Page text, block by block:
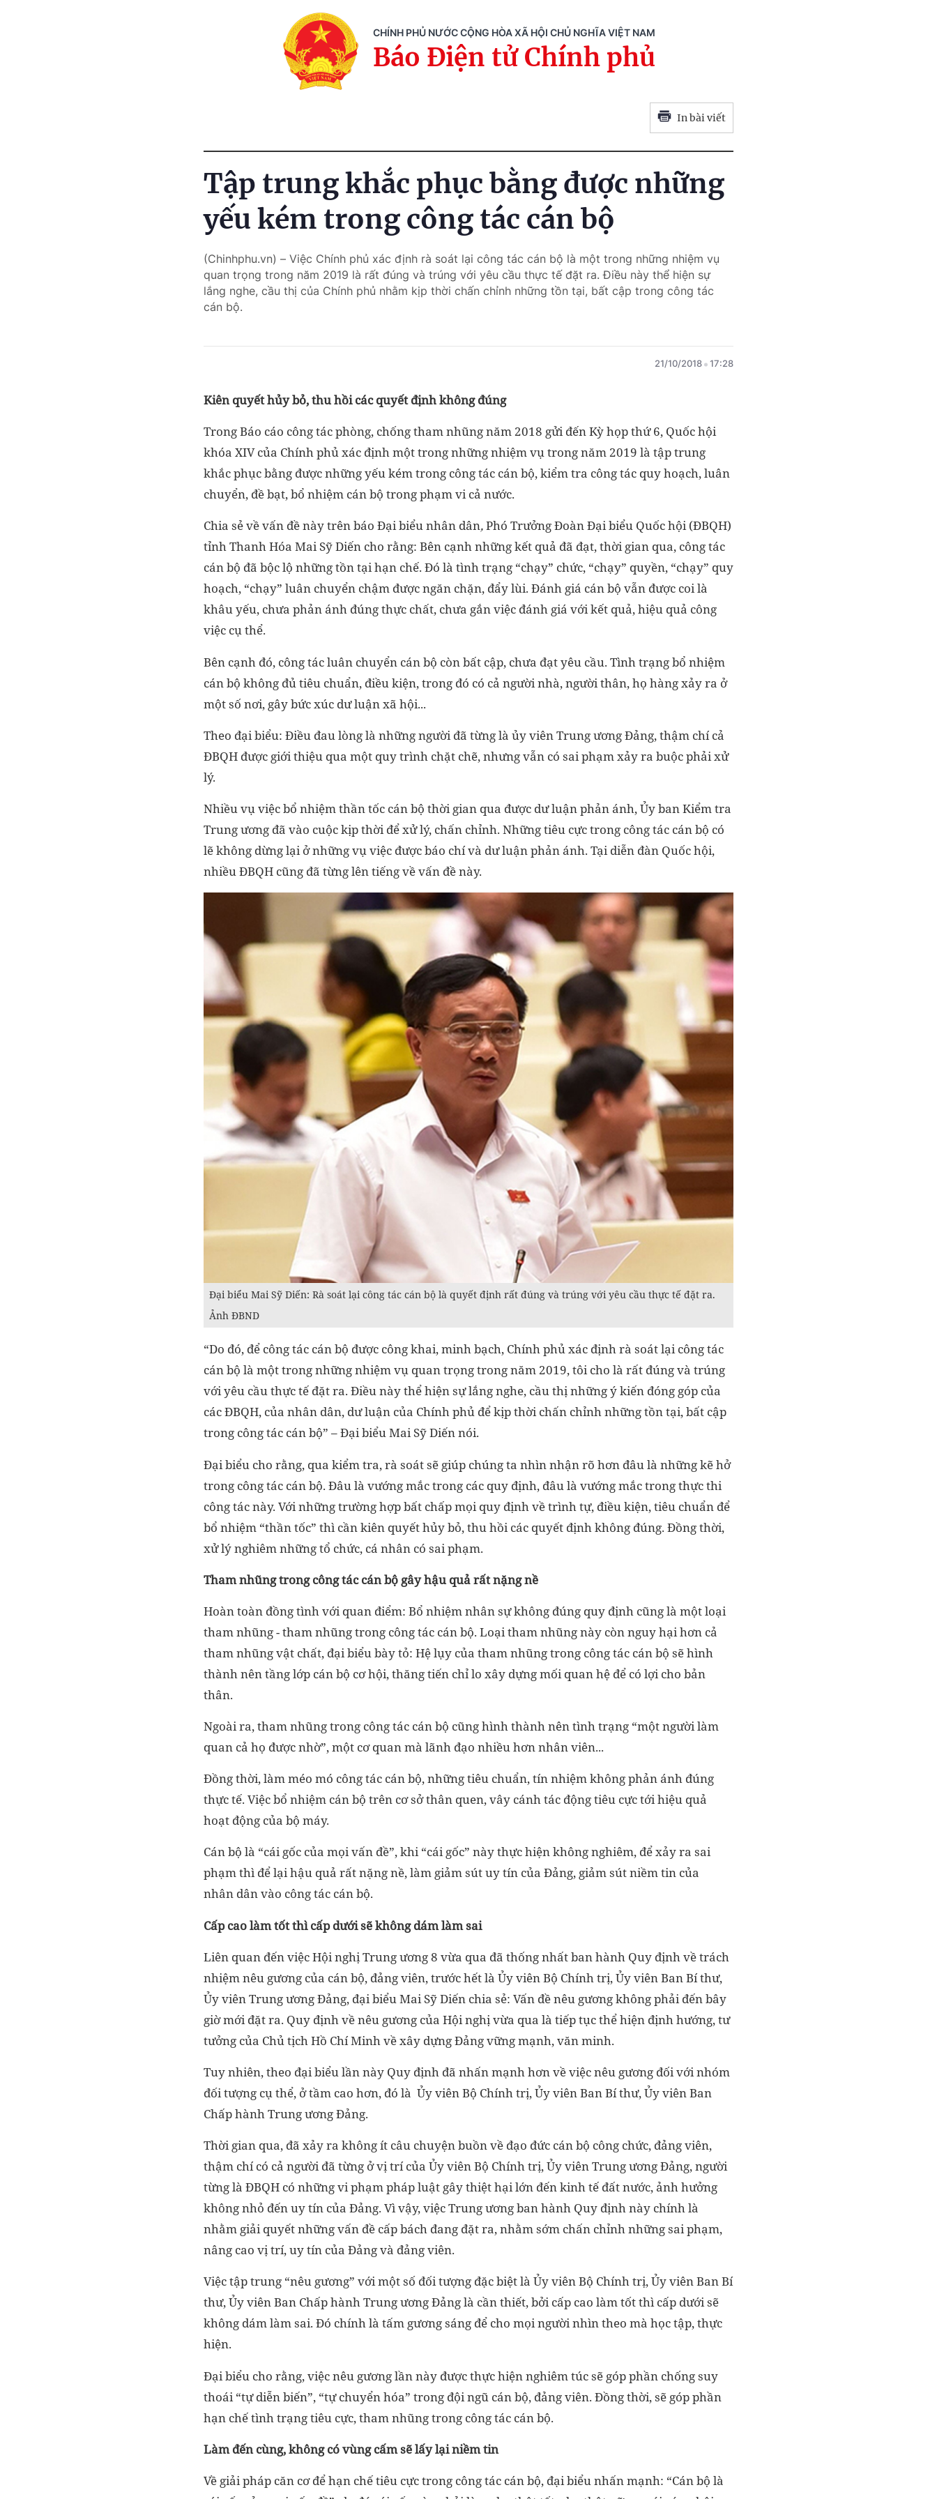
CHÍNH PHỦ NƯỚC CỘNG HÒA XÃ HỘI CHỦ NGHĨA VIỆT NAM
Báo Điện tử Chính phủ
In bài viết
Tập trung khắc phục bằng được những
yếu kém trong công tác cán bộ
(Chinhphu.vn) – Việc Chính phủ xác định rà soát lại công tác cán bộ là một trong những nhiệm vụ
quan trọng trong năm 2019 là rất đúng và trúng với yêu cầu thực tế đặt ra. Điều này thể hiện sự
lắng nghe, cầu thị của Chính phủ nhằm kịp thời chấn chỉnh những tồn tại, bất cập trong công tác
cán bộ.
21/10/2018 17:28
Kiên quyết hủy bỏ, thu hồi các quyết định không đúng
Trong Báo cáo công tác phòng, chống tham nhũng năm 2018 gửi đến Kỳ họp thứ 6, Quốc hội
khóa XIV của Chính phủ xác định một trong những nhiệm vụ trong năm 2019 là tập trung
khắc phục bằng được những yếu kém trong công tác cán bộ, kiểm tra công tác quy hoạch, luân
chuyển, đề bạt, bổ nhiệm cán bộ trong phạm vi cả nước.
Chia sẻ về vấn đề này trên báo Đại biểu nhân dân,Phó Trưởng Đoàn Đại biểu Quốc hội (ĐBQH)
tỉnh Thanh Hóa Mai Sỹ Diến cho rằng: Bên cạnh những kết quả đã đạt, thời gian qua, công tác
cán bộ đã bộc lộ những tồn tại hạn chế. Đó là tình trạng “chạy” chức, “chạy” quyền, “chạy” quy
hoạch, “chạy” luân chuyển chậm được ngăn chặn, đẩy lùi. Đánh giá cán bộ vẫn được coi là
khâu yếu, chưa phản ánh đúng thực chất, chưa gắn việc đánh giá với kết quả, hiệu quả công
việc cụ thể.
Bên cạnh đó, công tác luân chuyển cán bộ còn bất cập, chưa đạt yêu cầu. Tình trạng bổ nhiệm
cán bộ không đủ tiêu chuẩn, điều kiện, trong đó có cả người nhà, người thân, họ hàng xảy ra ở
một số nơi, gây bức xúc dư luận xã hội...
Theo đại biểu: Điều đau lòng là những người đã từng là ủy viên Trung ương Đảng, thậm chí cả
ĐBQH được giới thiệu qua một quy trình chặt chẽ, nhưng vẫn có sai phạm xảy ra buộc phải xử
lý.
Nhiều vụ việc bổ nhiệm thần tốc cán bộ thời gian qua được dư luận phản ánh, Ủy ban Kiểm tra
Trung ương đã vào cuộc kịp thời để xử lý, chấn chỉnh. Những tiêu cực trong công tác cán bộ có
lẽ không dừng lại ở những vụ việc được báo chí và dư luận phản ánh. Tại diễn đàn Quốc hội,
nhiều ĐBQH cũng đã từng lên tiếng về vấn đề này.
Đại biểu Mai Sỹ Diến: Rà soát lại công tác cán bộ là quyết định rất đúng và trúng với yêu cầu thực tế đặt ra.
Ảnh ĐBND
“Do đó, để công tác cán bộ được công khai, minh bạch, Chính phủ xác định rà soát lại công tác
cán bộ là một trong những nhiệm vụ quan trọng trong năm 2019, tôi cho là rất đúng và trúng
với yêu cầu thực tế đặt ra. Điều này thể hiện sự lắng nghe, cầu thị những ý kiến đóng góp của
các ĐBQH, của nhân dân, dư luận của Chính phủ để kịp thời chấn chỉnh những tồn tại, bất cập
trong công tác cán bộ” – Đại biểu Mai Sỹ Diến nói.
Đại biểu cho rằng, qua kiểm tra, rà soát sẽ giúp chúng ta nhìn nhận rõ hơn đâu là những kẽ hở
trong công tác cán bộ. Đâu là vướng mắc trong các quy định, đâu là vướng mắc trong thực thi
công tác này. Với những trường hợp bất chấp mọi quy định về trình tự, điều kiện, tiêu chuẩn để
bổ nhiệm “thần tốc” thì cần kiên quyết hủy bỏ, thu hồi các quyết định không đúng. Đồng thời,
xử lý nghiêm những tổ chức, cá nhân có sai phạm.
Tham nhũng trong công tác cán bộ gây hậu quả rất nặng nề
Hoàn toàn đồng tình với quan điểm: Bổ nhiệm nhân sự không đúng quy định cũng là một loại
tham nhũng - tham nhũng trong công tác cán bộ. Loại tham nhũng này còn nguy hại hơn cả
tham nhũng vật chất, đại biểu bày tỏ: Hệ lụy của tham nhũng trong công tác cán bộ sẽ hình
thành nên tầng lớp cán bộ cơ hội, thăng tiến chỉ lo xây dựng mối quan hệ để có lợi cho bản
thân.
Ngoài ra, tham nhũng trong công tác cán bộ cũng hình thành nên tình trạng “một người làm
quan cả họ được nhờ”, một cơ quan mà lãnh đạo nhiều hơn nhân viên...
Đồng thời, làm méo mó công tác cán bộ, những tiêu chuẩn, tín nhiệm không phản ánh đúng
thực tế. Việc bổ nhiệm cán bộ trên cơ sở thân quen, vây cánh tác động tiêu cực tới hiệu quả
hoạt động của bộ máy.
Cán bộ là “cái gốc của mọi vấn đề”, khi “cái gốc” này thực hiện không nghiêm, để xảy ra sai
phạm thì để lại hậu quả rất nặng nề, làm giảm sút uy tín của Đảng, giảm sút niềm tin của
nhân dân vào công tác cán bộ.
Cấp cao làm tốt thì cấp dưới sẽ không dám làm sai
Liên quan đến việc Hội nghị Trung ương 8 vừa qua đã thống nhất ban hành Quy định về trách
nhiệm nêu gương của cán bộ, đảng viên, trước hết là Ủy viên Bộ Chính trị, Ủy viên Ban Bí thư,
Ủy viên Trung ương Đảng, đại biểu Mai Sỹ Diến chia sẻ: Vấn đề nêu gương không phải đến bây
giờ mới đặt ra. Quy định về nêu gương của Hội nghị vừa qua là tiếp tục thể hiện định hướng, tư
tưởng của Chủ tịch Hồ Chí Minh về xây dựng Đảng vững mạnh, văn minh.
Tuy nhiên, theo đại biểu lần này Quy định đã nhấn mạnh hơn về việc nêu gương đối với nhóm
đối tượng cụ thể, ở tầm cao hơn, đó là Ủy viên Bộ Chính trị, Ủy viên Ban Bí thư, Ủy viên Ban
Chấp hành Trung ương Đảng.
Thời gian qua, đã xảy ra không ít câu chuyện buồn về đạo đức cán bộ công chức, đảng viên,
thậm chí có cả người đã từng ở vị trí của Ủy viên Bộ Chính trị, Ủy viên Trung ương Đảng, người
từng là ĐBQH có những vi phạm pháp luật gây thiệt hại lớn đến kinh tế đất nước, ảnh hưởng
không nhỏ đến uy tín của Đảng. Vì vậy, việc Trung ương ban hành Quy định này chính là
nhằm giải quyết những vấn đề cấp bách đang đặt ra, nhằm sớm chấn chỉnh những sai phạm,
nâng cao vị trí, uy tín của Đảng và đảng viên.
Việc tập trung “nêu gương” với một số đối tượng đặc biệt là Ủy viên Bộ Chính trị, Ủy viên Ban Bí
thư, Ủy viên Ban Chấp hành Trung ương Đảng là cần thiết, bởi cấp cao làm tốt thì cấp dưới sẽ
không dám làm sai. Đó chính là tấm gương sáng để cho mọi người nhìn theo mà học tập, thực
hiện.
Đại biểu cho rằng, việc nêu gương lần này được thực hiện nghiêm túc sẽ góp phần chống suy
thoái “tự diễn biến”, “tự chuyển hóa” trong đội ngũ cán bộ, đảng viên. Đồng thời, sẽ góp phần
hạn chế tình trạng tiêu cực, tham nhũng trong công tác cán bộ.
Làm đến cùng, không có vùng cấm sẽ lấy lại niềm tin
Về giải pháp căn cơ để hạn chế tiêu cực trong công tác cán bộ, đại biểu nhấn mạnh: “Cán bộ là